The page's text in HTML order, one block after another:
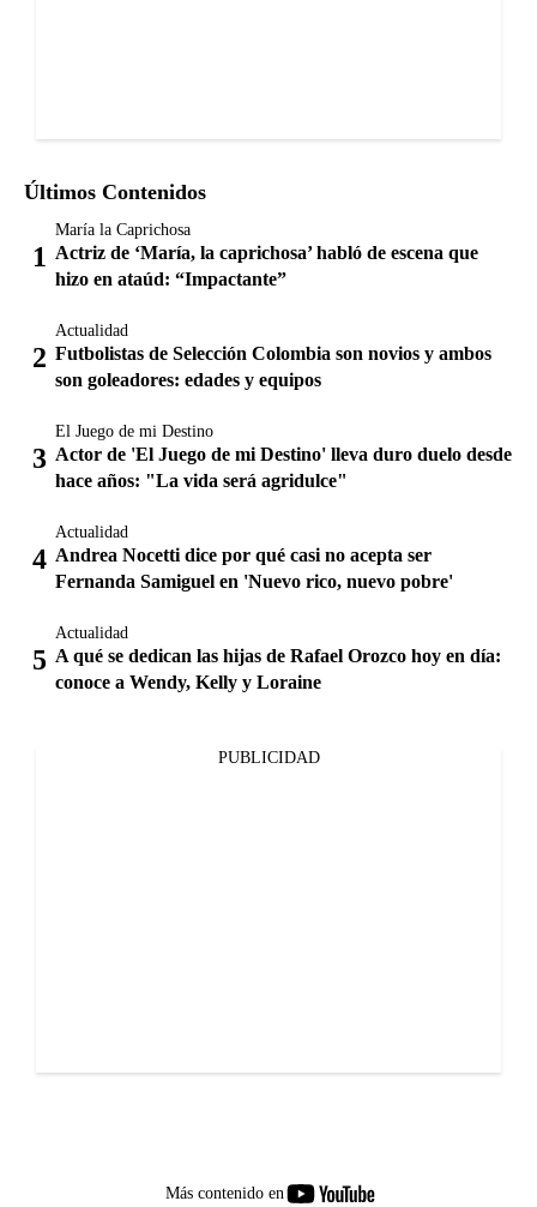
Últimos Contenidos
María la Caprichosa
Actriz de ‘María, la caprichosa’ habló de escena que
hizo en ataúd: “Impactante”
Actualidad
Futbolistas de Selección Colombia son novios y ambos
son goleadores: edades y equipos
El Juego de mi Destino
Actor de 'El Juego de mi Destino' lleva duro duelo desde
hace años: "La vida será agridulce"
Actualidad
Andrea Nocetti dice por qué casi no acepta ser
Fernanda Samiguel en 'Nuevo rico, nuevo pobre'
Actualidad
A qué se dedican las hijas de Rafael Orozco hoy en día:
conoce a Wendy, Kelly y Loraine
PUBLICIDAD
Más contenido en
youtube-